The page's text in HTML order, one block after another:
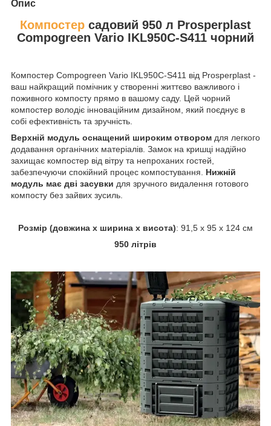
Опис
Компостер садовий 950 л Prosperplast
Compogreen Vario IKL950C-S411 чорний
Компостер Compogreen Vario IKL950C-S411 від Prosperplast -
ваш найкращий помічник у створенні життєво важливого і
поживного компосту прямо в вашому саду. Цей чорний
компостер володіє інноваційним дизайном, який поєднує в
собі ефективність та зручність.
Верхній модуль оснащений широким отвором для легкого
додавання органічних матеріалів. Замок на кришці надійно
захищає компостер від вітру та непроханих гостей,
забезпечуючи спокійний процес компостування. Нижній
модуль має дві засувки для зручного видалення готового
компосту без зайвих зусиль.
Розмір (довжина х ширина х висота): 91,5 х 95 х 124 см
950 літрів